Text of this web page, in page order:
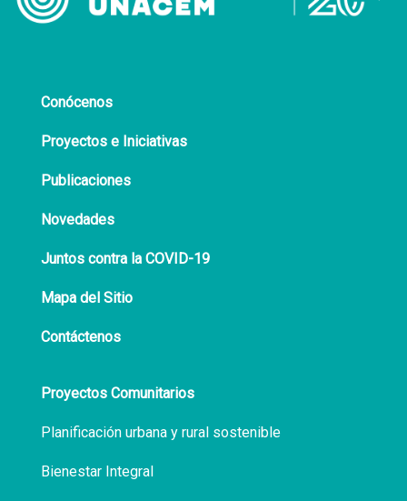
Conócenos
Proyectos e Iniciativas
Publicaciones
Novedades
Juntos contra la COVID-19
Mapa del Sitio
Contáctenos
Proyectos Comunitarios
Planificación urbana y rural sostenible
Bienestar Integral